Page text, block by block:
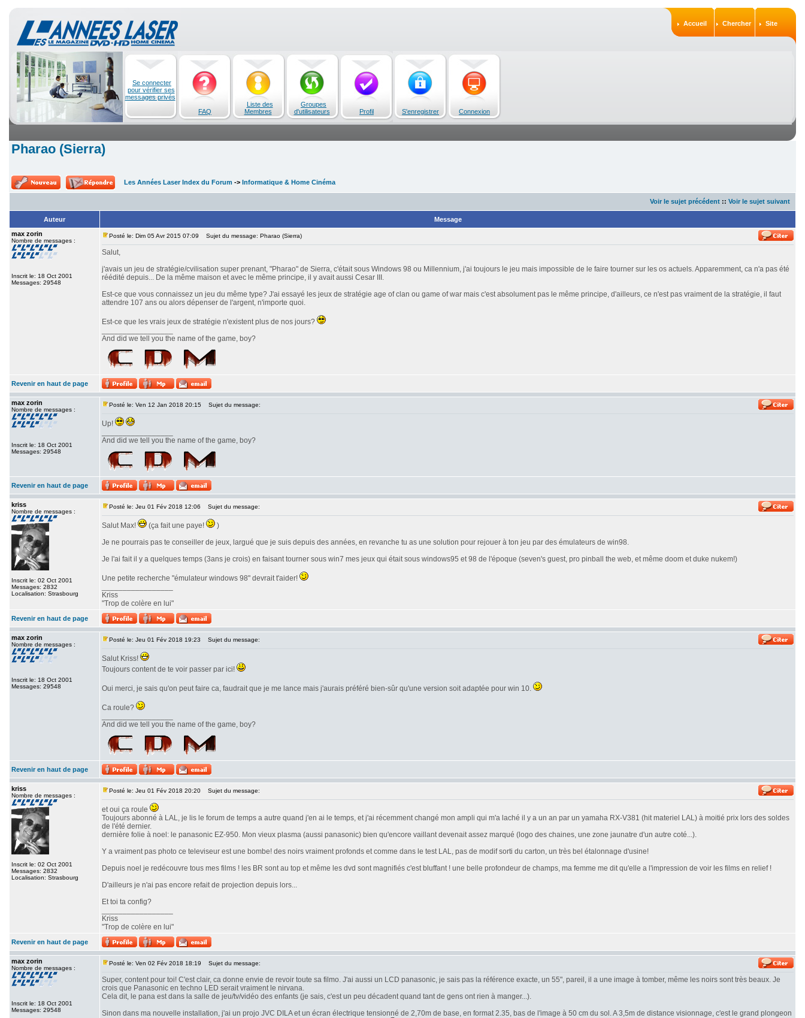
Accueil Chercher Site
Se connecter
pour vérifier ses
messages privés
FAQ
Liste des
Membres
Groupes
d'utilisateurs
Profil S'enregistrer Connexion
Pharao (Sierra)
Les Années Laser Index du Forum -> Informatique & Home Cinéma
Voir le sujet précédent :: Voir le sujet suivant
Auteur
Message
max zorin
Nombre de messages :
Inscrit le: 18 Oct 2001
Messages: 29548
Posté le: Dim 05 Avr 2015 07:09 Sujet du message: Pharao (Sierra)
Salut,
j'avais un jeu de stratégie/cvilisation super prenant, "Pharao" de Sierra, c'était sous Windows 98 ou Millennium, j'ai toujours le jeu mais impossible de le faire tourner sur les os actuels. Apparemment, ca n'a pas été
réédité depuis... De la même maison et avec le même principe, il y avait aussi Cesar III.
Est-ce que vous connaissez un jeu du même type? J'ai essayé les jeux de stratégie age of clan ou game of war mais c'est absolument pas le même principe, d'ailleurs, ce n'est pas vraiment de la stratégie, il faut
attendre 107 ans ou alors dépenser de l'argent, n'importe quoi.
Est-ce que les vrais jeux de stratégie n'existent plus de nos jours?
And did we tell you the name of the game, boy?
Revenir en haut de page
max zorin
Nombre de messages :
Inscrit le: 18 Oct 2001
Messages: 29548
Posté le: Ven 12 Jan 2018 20:15 Sujet du message:
Up!
And did we tell you the name of the game, boy?
Revenir en haut de page
kriss
Nombre de messages :
Inscrit le: 02 Oct 2001
Messages: 2832
Localisation: Strasbourg
Posté le: Jeu 01 Fév 2018 12:06 Sujet du message:
Salut Max! (ça fait une paye!
)
Je ne pourrais pas te conseiller de jeux, largué que je suis depuis des années, en revanche tu as une solution pour rejouer à ton jeu par des émulateurs de win98.
Je l'ai fait il y a quelques temps (3ans je crois) en faisant tourner sous win7 mes jeux qui était sous windows95 et 98 de l'époque (seven's guest, pro pinball the web, et même doom et duke nukem!)
Une petite recherche "émulateur windows 98" devrait t'aider!
Kriss
"Trop de colère en lui"
Revenir en haut de page
max zorin
Nombre de messages :
Inscrit le: 18 Oct 2001
Messages: 29548
Posté le: Jeu 01 Fév 2018 19:23 Sujet du message:
Salut Kriss!
Toujours content de te voir passer par ici!
Oui merci, je sais qu'on peut faire ca, faudrait que je me lance mais j'aurais préféré bien-sûr qu'une version soit adaptée pour win 10.
Ca roule?
And did we tell you the name of the game, boy?
Revenir en haut de page
kriss
Nombre de messages :
Inscrit le: 02 Oct 2001
Messages: 2832
Localisation: Strasbourg
Posté le: Jeu 01 Fév 2018 20:20 Sujet du message:
et oui ça roule
Toujours abonné à LAL, je lis le forum de temps a autre quand j'en ai le temps, et j'ai récemment changé mon ampli qui m'a laché il y a un an par un yamaha RX-V381 (hit materiel LAL) à moitié prix lors des soldes
de l'été dernier.
dernière folie à noel: le panasonic EZ-950. Mon vieux plasma (aussi panasonic) bien qu'encore vaillant devenait assez marqué (logo des chaines, une zone jaunatre d'un autre coté...).
Y a vraiment pas photo ce televiseur est une bombe! des noirs vraiment profonds et comme dans le test LAL, pas de modif sorti du carton, un très bel étalonnage d'usine!
Depuis noel je redécouvre tous mes films ! les BR sont au top et même les dvd sont magnifiés c'est bluffant ! une belle profondeur de champs, ma femme me dit qu'elle a l'impression de voir les films en relief !
D'ailleurs je n'ai pas encore refait de projection depuis lors...
Et toi ta config?
Kriss
"Trop de colère en lui"
Revenir en haut de page
max zorin
Nombre de messages :
Inscrit le: 18 Oct 2001
Messages: 29548
Posté le: Ven 02 Fév 2018 18:19 Sujet du message:
Super, content pour toi! C'est clair, ca donne envie de revoir toute sa filmo. J'ai aussi un LCD panasonic, je sais pas la référence exacte, un 55", pareil, il a une image à tomber, même les noirs sont très beaux. Je
crois que Panasonic en techno LED serait vraiment le nirvana.
Cela dit, le pana est dans la salle de jeu/tv/vidéo des enfants (je sais, c'est un peu décadent quand tant de gens ont rien à manger...).
Sinon dans ma nouvelle installation, j'ai un projo JVC DILA et un écran électrique tensionné de 2,70m de base, en format 2.35, bas de l'image à 50 cm du sol. A 3,5m de distance visionnage, c'est le grand plongeon